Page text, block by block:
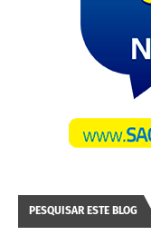
PESQUISAR ESTE BLOG